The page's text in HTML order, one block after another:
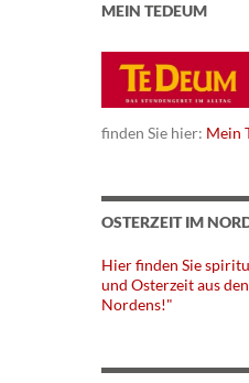
MEIN TEDEUM
finden Sie hier: Mein
OSTERZEIT IM
Hier finden Sie
und Osterzeit aus
Nordens!"